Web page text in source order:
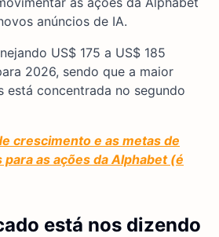
anúncios de IA.
US$ 175 a US$ 185
2026, sendo que a maior
está concentrada no segundo
crescimento e as metas de
as ações da Alphabet (é
está nos dizendo